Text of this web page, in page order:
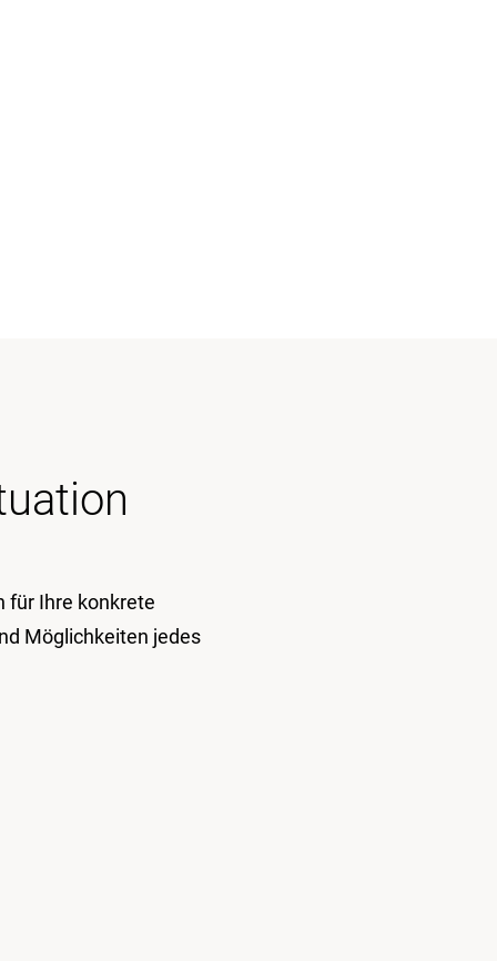
für Ihre konkrete
Möglichkeiten jedes